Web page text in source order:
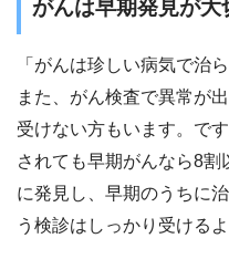
がんは早期発見が大
「がんは珍しい病気で治
また、がん検査で異常が
受けない方もいます。で
されても早期がんなら8
に発見し、早期のうちに
う検診はしっかり受ける